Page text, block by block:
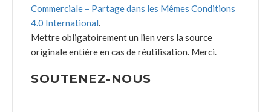
Commerciale – Partage dans les Mêmes Conditions
4.0 International.
Mettre obligatoirement un lien vers la source
originale entière en cas de réutilisation. Merci.
SOUTENEZ-NOUS